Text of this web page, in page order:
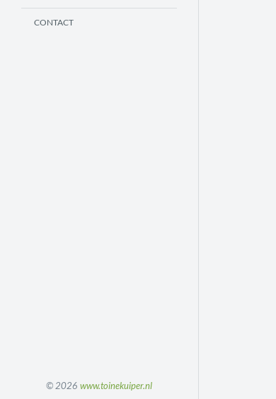
CONTACT
© 2026 www.toinekuiper.nl